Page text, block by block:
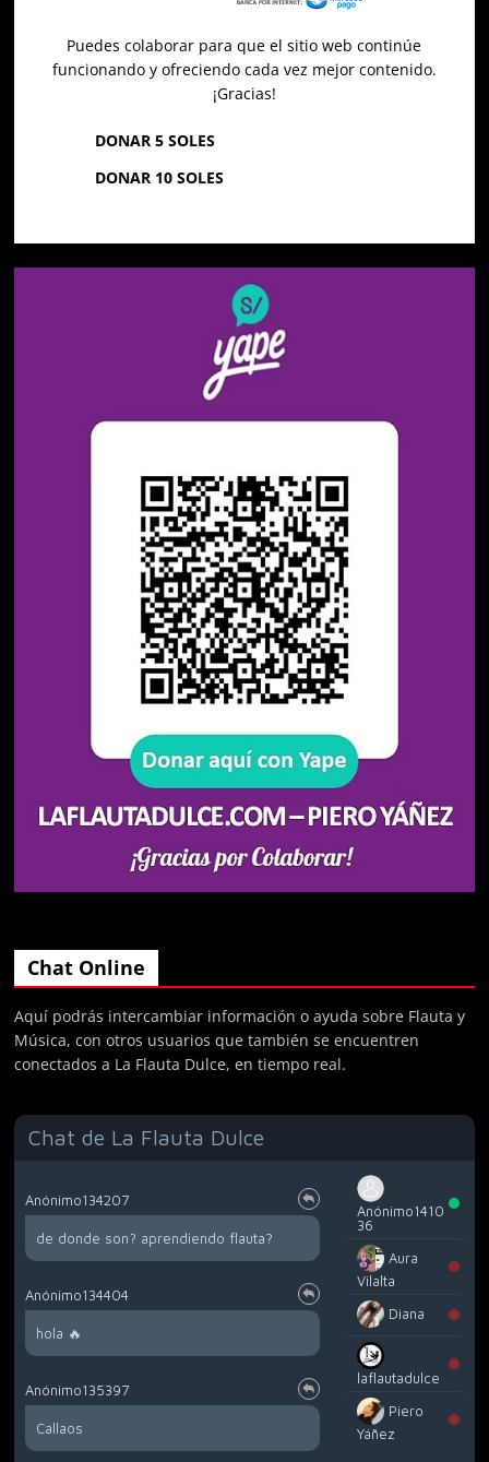
Puedes colaborar para que el sitio web continúe
funcionando y ofreciendo cada vez mejor contenido.
¡Gracias!
DONAR 5 SOLES
DONAR 10 SOLES
Chat Online
Aquí podrás intercambiar información o ayuda sobre Flauta y
Música, con otros usuarios que también se encuentren
conectados a La Flauta Dulce, en tiempo real.
Chat de La Flauta Dulce
Anónimo134207
de donde son? aprendiendo flauta?
Anónimo134404
hola 🔥
Anónimo135397
Callaos
Anónimo1410
36
Aura
Vilalta
Diana
laflautadulce
Piero
Yáñez